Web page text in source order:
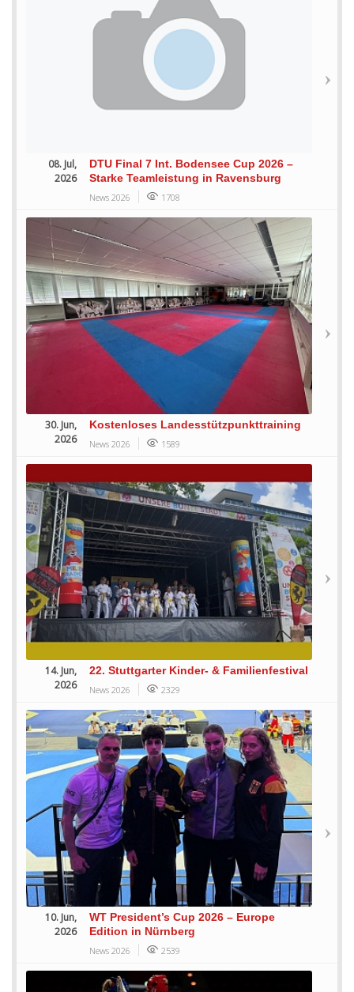
08. Jul,
2026
DTU Final 7 Int. Bodensee Cup 2026 –
Starke Teamleistung in Ravensburg
News 2026 1708
30. Jun,
2026
Kostenloses Landesstützpunkttraining
News 2026 1589
14. Jun,
2026
22. Stuttgarter Kinder- & Familienfestival
News 2026 2329
10. Jun,
2026
WT President’s Cup 2026 – Europe
Edition in Nürnberg
News 2026 2539